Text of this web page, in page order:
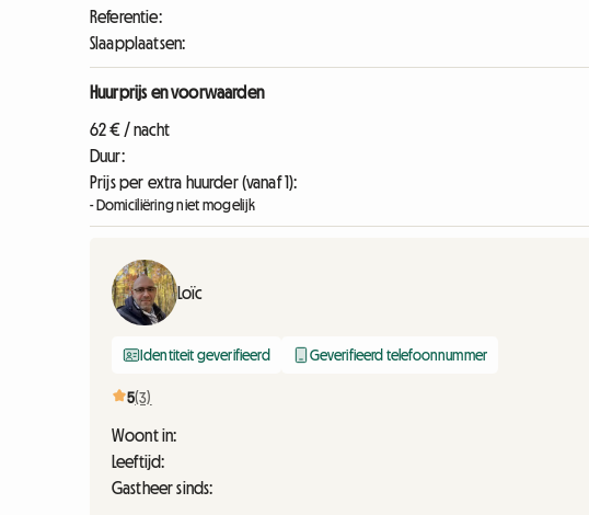
Referentie:
Slaapplaatsen:
Huurprijs en voorwaarden
62 € / nacht
Duur:
Prijs per extra huurder (vanaf 1):
- Domiciliëring niet mogelijk
Loïc
Identiteit geverifieerd Geverifieerd telefoonnummer
5(3)
Woont in:
Leeftijd:
Gastheer sinds: